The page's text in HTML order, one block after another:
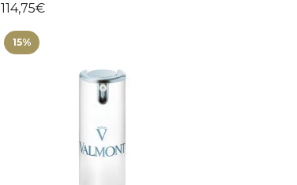
114,75€
15%